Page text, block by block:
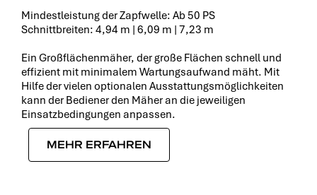
Mindestleistung der Zapfwelle: Ab 50 PS
Schnittbreiten: 4,94 m | 6,09 m | 7,23 m
Ein Großflächenmäher, der große Flächen schnell und
effizient mit minimalem Wartungsaufwand mäht. Mit
Hilfe der vielen optionalen Ausstattungsmöglichkeiten
kann der Bediener den Mäher an die jeweiligen
Einsatzbedingungen anpassen.
MEHR ERFAHREN